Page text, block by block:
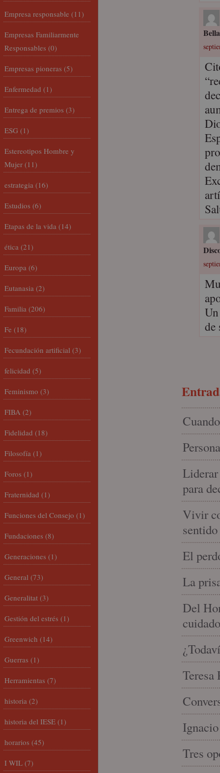
de
para
Vivir
El
La
Del
cuidado
Teresa
Tres
Empresa responsable (11)
Empresas Familiarmente
Responsables (0)
Empresas pioneras (5)
Enfermedad (1)
Entrega de premios (3)
ESG (1)
Estereotipos Hombre y
Mujer (11)
estrategia (16)
Estudios (6)
Etapas de la vida (14)
ética (21)
Europa (6)
Eutanasia (2)
Familia (206)
Fe (18)
Fecundación artificial (3)
felicidad (5)
Feminismo (3)
FIBA (2)
Fidelidad (18)
Filosofía (1)
Foros (1)
Fraternidad (1)
Funciones del Consejo (1)
Fundaciones (8)
Generaciones (1)
General (73)
Generalitat (3)
Gestión del estrés (1)
Greenwich (14)
Guerras (1)
Herramientas (7)
historia (2)
historia del IESE (1)
horarios (45)
I WIL (7)